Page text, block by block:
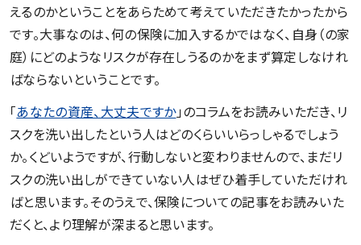
えるのかということをあらためて考えていただきたかったから
です。大事なのは、何の保険に加入するかではなく、自身（の家
庭）にどのようなリスクが存在しうるのかをまず算定しなけれ
ばならないということです。
「あなたの資産、大丈夫ですか」のコラムをお読みいただき、リ
スクを洗い出したという人はどのくらいいらっしゃるでしょう
か。くどいようですが、行動しないと変わりませんので、まだリ
スクの洗い出しができていない人はぜひ着手していただけれ
ばと思います。そのうえで、保険についての記事をお読みいた
だくと、より理解が深まると思います。